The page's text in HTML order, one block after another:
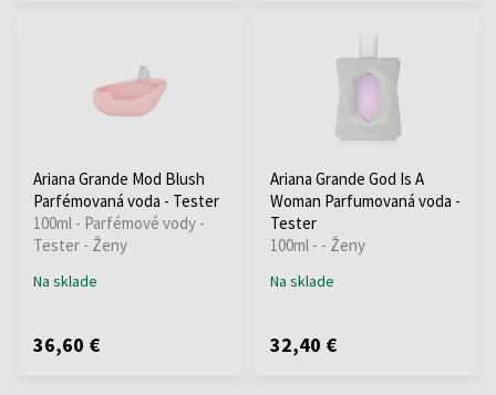
Ariana Grande Mod Blush
Parfémovaná voda - Tester
100ml - Parfémové vody -
Tester - Ženy
Na sklade
36,60 €
Ariana Grande God Is A
Woman Parfumovaná voda -
Tester
100ml - - Ženy
Na sklade
32,40 €